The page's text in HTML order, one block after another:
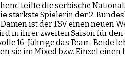
teilte die serbische
Spielerin der 2.
ist der TSV einen neuen
ihrer zweiten Saison für den
16-Jährige das Team. Beide
im Mixed bzw. Einzel einen